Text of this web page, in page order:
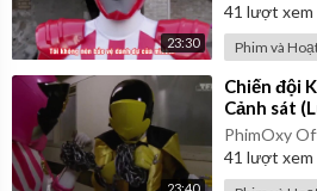
23:30
41 lượt xem
Phim và
⁣Chiến đội
Cảnh sát
Patranger)
PhimOxy
41 lượt xem